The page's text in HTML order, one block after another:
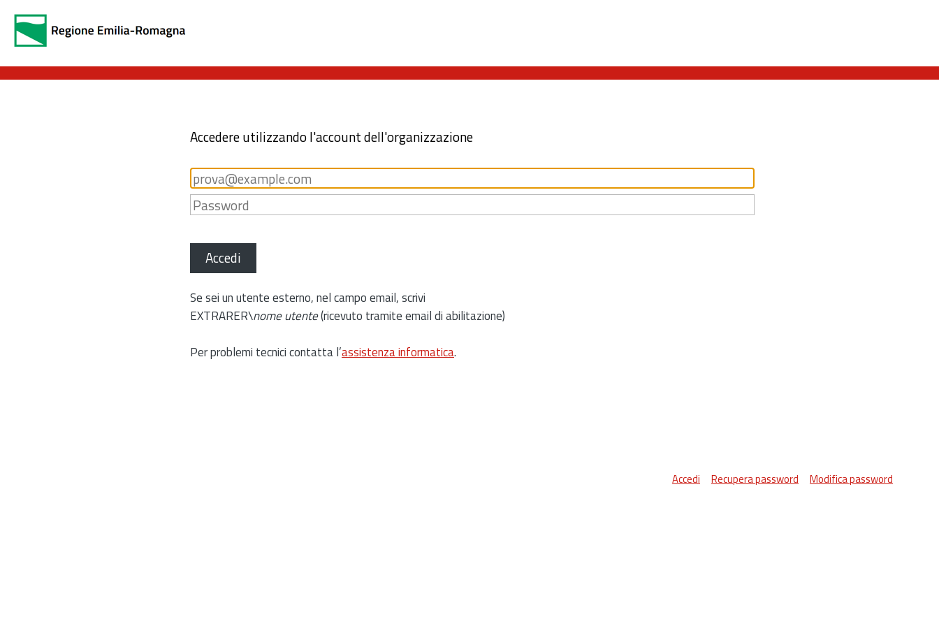
Accedere utilizzando l'account dell'organizzazione
Accedi
Se sei un utente esterno, nel campo email, scrivi
EXTRARER\nome utente(ricevuto tramite email di abilitazione)
Per problemi tecnici contatta l’assistenza informatica.
Accedi Recupera password Modifica password